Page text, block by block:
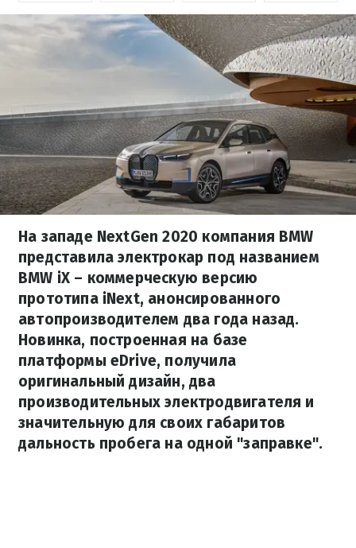
На западе NextGen 2020 компания BMW
представила электрокар под названием
BMW iX – коммерческую версию
прототипа iNext, анонсированного
автопроизводителем два года назад.
Новинка, построенная на базе
платформы eDrive, получила
оригинальный дизайн, два
производительных электродвигателя и
значительную для своих габаритов
дальность пробега на одной "заправке".